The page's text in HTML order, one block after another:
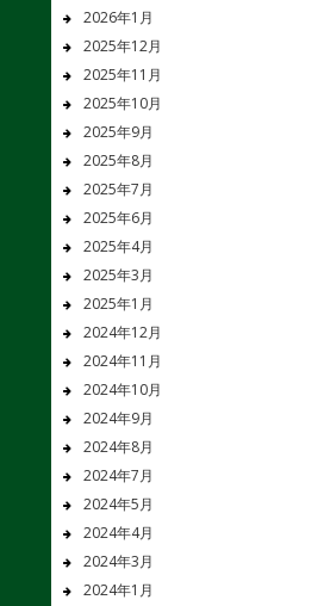
2026年1月
2025年12月
2025年11月
2025年10月
2025年9月
2025年8月
2025年7月
2025年6月
2025年4月
2025年3月
2025年1月
2024年12月
2024年11月
2024年10月
2024年9月
2024年8月
2024年7月
2024年5月
2024年4月
2024年3月
2024年1月